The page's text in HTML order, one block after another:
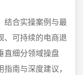
结合实操案例与最
、可持续的电商退
直细分领域操盘
南与深度建议，